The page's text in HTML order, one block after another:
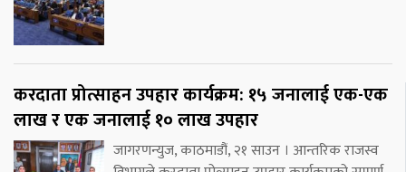
करदाता प्रोत्साहन उपहार कार्यक्रम: १५ जनालाई एक-एक
लाख र एक जनालाई १० लाख उपहार
जागरणन्युज, काठमाडौं, २१ साउन । आन्तरिक राजस्व